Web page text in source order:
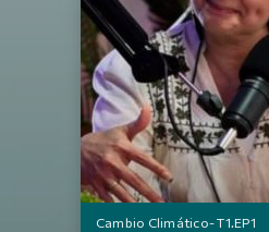
Cambio Climático- T1.EP1